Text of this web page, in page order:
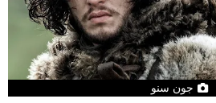
جون سنو